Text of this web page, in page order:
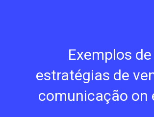
Exemplos de
estratégias de
comunicação on